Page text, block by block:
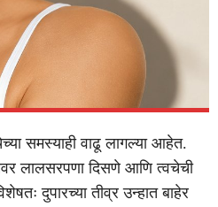
समस्याही वाढू लागल्या आहेत.
लालसरपणा दिसणे आणि त्वचेची
दुपारच्या तीव्र उन्हात बाहेर